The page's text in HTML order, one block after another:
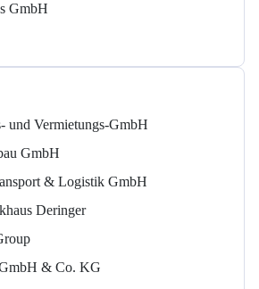
GmbH
und Vermietungs-GmbH
GmbH
& Logistik GmbH
Deringer
& Co. KG